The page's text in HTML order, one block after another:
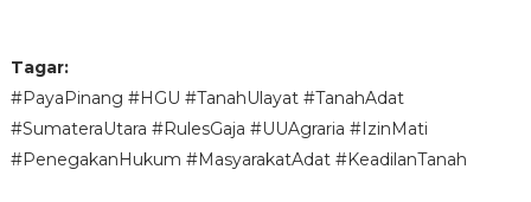
Tagar:
#PayaPinang #HGU #TanahUlayat #TanahAdat
#SumateraUtara #RulesGaja #UUAgraria #IzinMati
#PenegakanHukum #MasyarakatAdat #KeadilanTanah